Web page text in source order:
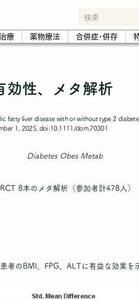
療 薬物療法 合併症･併存
効性、メタ解析
fatty liver disease with or without type 2
1, 2025. doi:10.1111/dom.70301
Diabetes Obes Metab
8本のメタ解析（参加者計478人）
者のBMI、FPG、ALTに有益な効果を